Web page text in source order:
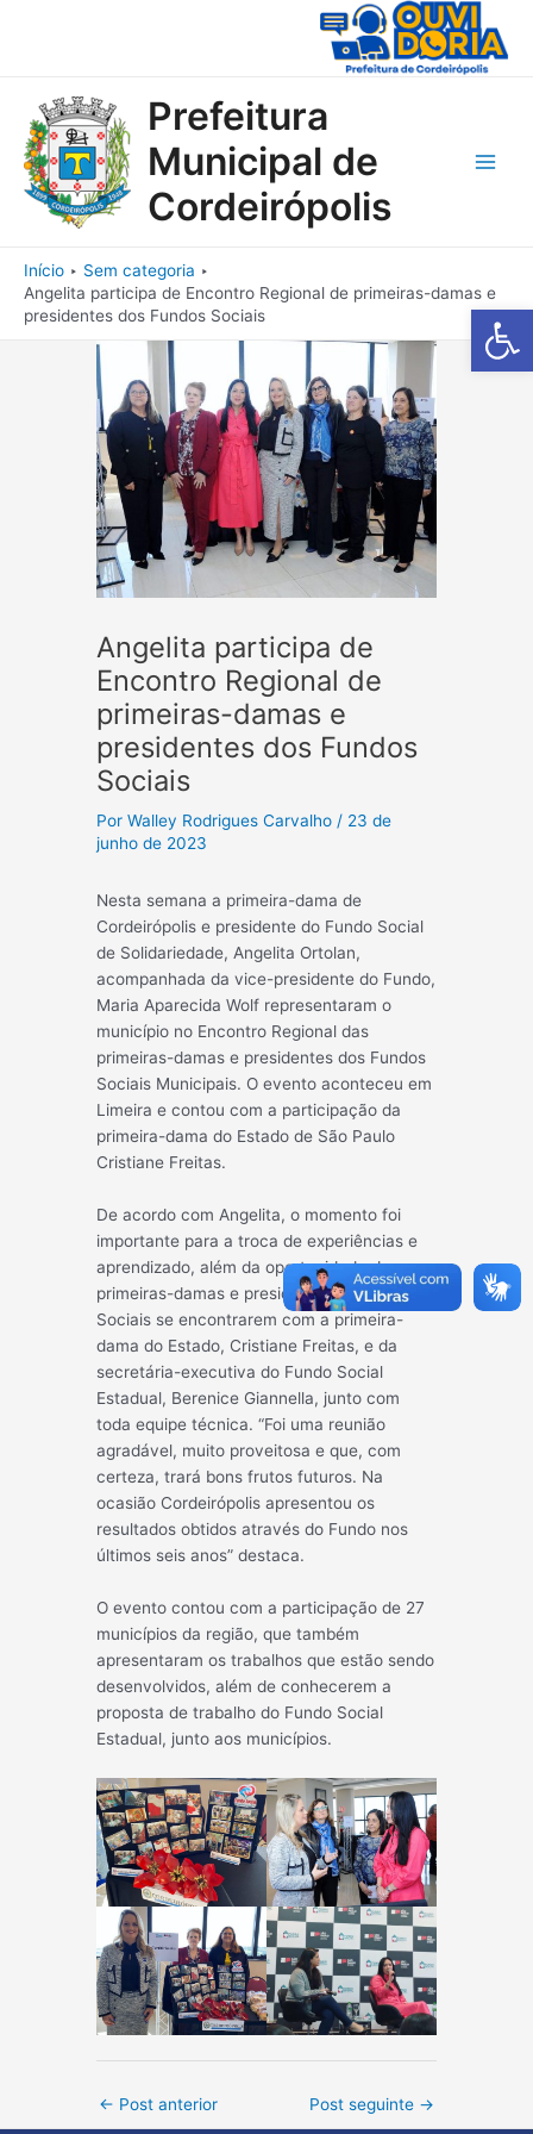
Barra de
Prefeitura
Municipal de
Cordeirópolis
Início
Sem categoria
Angelita participa de Encontro Regional de primeiras-damas e
presidentes dos Fundos Sociais
Angelita participa de
Encontro Regional de
primeiras-damas e
presidentes dos Fundos
Sociais
PorWalley Rodrigues Carvalho / 23 de
junho de 2023
Nesta semana a primeira-dama de
Cordeirópolis e presidente do Fundo Social
de Solidariedade, Angelita Ortolan,
acompanhada da vice-presidente do Fundo,
Maria Aparecida Wolf representaram o
município no Encontro Regional das
primeiras-damas e presidentes dos Fundos
Sociais Municipais. O evento aconteceu em
Limeira e contou com a participação da
primeira-dama do Estado de São Paulo
Cristiane Freitas.
De acordo com Angelita, o momento foi
importante para a troca de experiências e
aprendizado, além da oportunidade das
primeiras-damas e presidentes dos Fundos
Sociais se encontrarem com a primeira-
dama do Estado, Cristiane Freitas, e da
secretária-executiva do Fundo Social
Estadual, Berenice Giannella, junto com
toda equipe técnica. “Foi uma reunião
agradável, muito proveitosa e que, com
certeza, trará bons frutos futuros. Na
ocasião Cordeirópolis apresentou os
resultados obtidos através do Fundo nos
últimos seis anos” destaca.
O evento contou com a participação de 27
municípios da região, que também
apresentaram os trabalhos que estão sendo
desenvolvidos, além de conhecerem a
proposta de trabalho do Fundo Social
Estadual, junto aos municípios.
Post
← Post anterior Post seguinte →